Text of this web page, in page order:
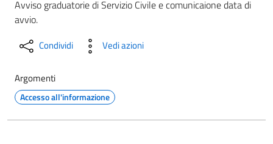
Avviso graduatorie di Servizio Civile e comunicaione data di
avvio.
Condividi Vedi azioni
Argomenti
Accesso all'informazione